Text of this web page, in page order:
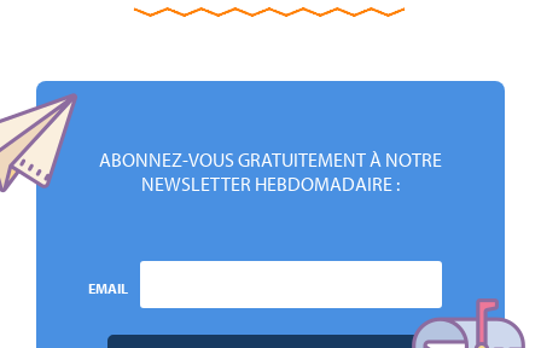
ABONNEZ-VOUS GRATUITEMENT À NOTRE
NEWSLETTER HEBDOMADAIRE :
EMAIL